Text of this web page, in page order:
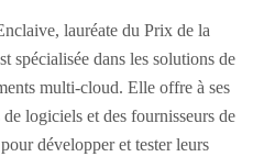
lauréate du Prix de la
spécialisée dans les solutions de
multi-cloud. Elle offre à ses
logiciels et des fournisseurs de
développer et tester leurs